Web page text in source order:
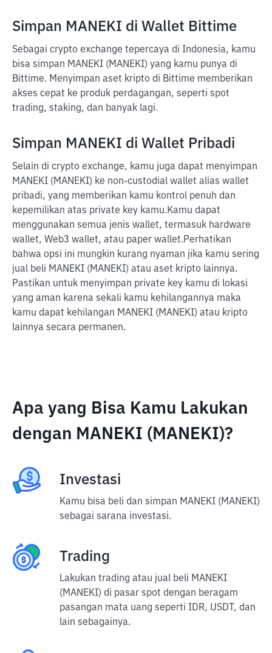
Simpan MANEKI di Wallet Bittime
Sebagai crypto exchange tepercaya di Indonesia, kamu
bisa simpan MANEKI (MANEKI) yang kamu punya di
Bittime. Menyimpan aset kripto di Bittime memberikan
akses cepat ke produk perdagangan, seperti spot
trading, staking, dan banyak lagi.
Simpan MANEKI di Wallet Pribadi
Selain di crypto exchange, kamu juga dapat menyimpan
MANEKI (MANEKI) ke non-custodial wallet alias wallet
pribadi, yang memberikan kamu kontrol penuh dan
kepemilikan atas private key kamu.Kamu dapat
menggunakan semua jenis wallet, termasuk hardware
wallet, Web3 wallet, atau paper wallet.Perhatikan
bahwa opsi ini mungkin kurang nyaman jika kamu sering
jual beli MANEKI (MANEKI) atau aset kripto lainnya.
Pastikan untuk menyimpan private key kamu di lokasi
yang aman karena sekali kamu kehilangannya maka
kamu dapat kehilangan MANEKI (MANEKI) atau kripto
lainnya secara permanen.
Apa yang Bisa Kamu Lakukan
dengan MANEKI (MANEKI)?
Investasi
Kamu bisa beli dan simpan MANEKI (MANEKI)
sebagai sarana investasi.
Trading
Lakukan trading atau jual beli MANEKI
(MANEKI) di pasar spot dengan beragam
pasangan mata uang seperti IDR, USDT, dan
lain sebagainya.